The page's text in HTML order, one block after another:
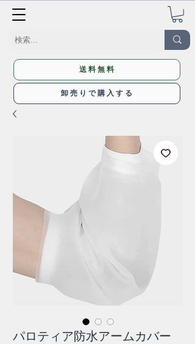
送料無料
卸売りで購入する
パロティア防水アームカバー